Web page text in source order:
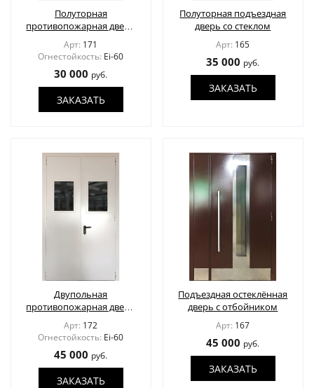
КОНТАКТЫ
ПОЛУЧИТЬ РАСЧЕТ
Полуторная
противопожарная дверь
EI60 глухая (коричневая)
Арт: 171
Огнестойкость: Ei-60
30 000 руб.
ЗАКАЗАТЬ
Полуторная подъездная
дверь со стеклом
Арт: 165
35 000 руб.
ЗАКАЗАТЬ
Двупольная
противопожарная дверь
EI60 со стеклом
Арт: 172
Огнестойкость: Ei-60
45 000 руб.
ЗАКАЗАТЬ
Подъездная остеклённая
дверь с отбойником
Арт: 167
45 000 руб.
ЗАКАЗАТЬ